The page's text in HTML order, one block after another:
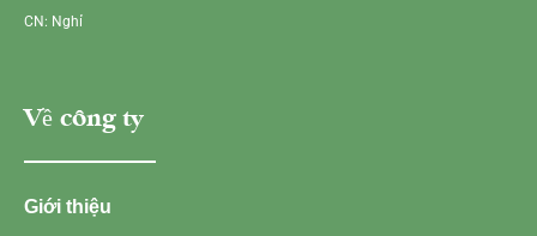
CN: Nghỉ
Về công ty
Giới thiệu